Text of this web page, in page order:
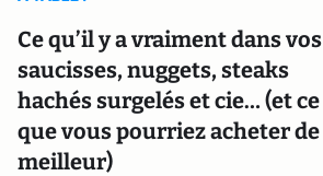
Ce qu’il y a vraiment dans vos
saucisses, nuggets, steaks
hachés surgelés et cie… (et ce
que vous pourriez acheter de
meilleur)